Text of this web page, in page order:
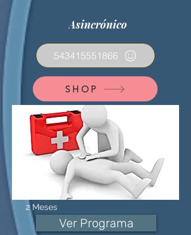
Asincrónico
543415551866
SHOP
2 Meses
Ver Programa